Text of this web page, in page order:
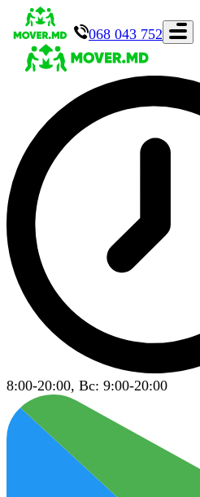
068 043 752
8:00-20:00, Вс: 9:00-20:00